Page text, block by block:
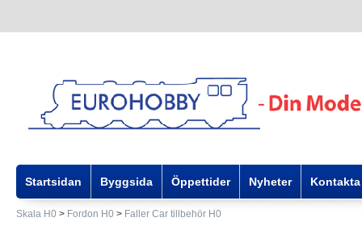
Startsidan Byggsida Öppettider Nyheter
Skala H0 > Fordon H0 > Faller Car tillbehör H0